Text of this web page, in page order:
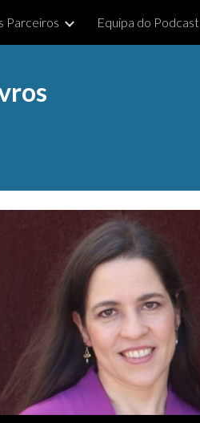
Parceiros Equipa do Podcast